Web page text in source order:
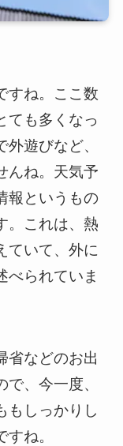
すね。ここ数
ても多くなっ
遊びなど、
んね。天気予
報というもの
。これは、熱
ていて、外に
べられていま
省などのお出
、今一度、
もしっかりし
ね。